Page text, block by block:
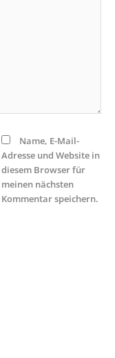
Name, E-Mail-
Adresse und Website in
diesem Browser für
meinen nächsten
Kommentar speichern.